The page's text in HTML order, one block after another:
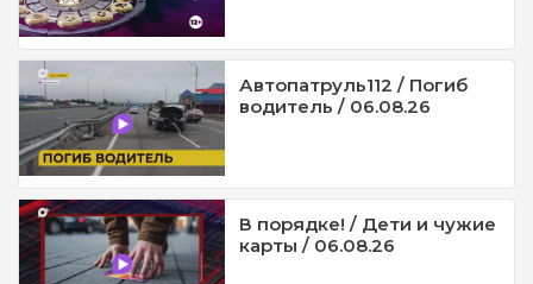
Автопатруль112 / Погиб
водитель / 06.08.26
В порядке! / Дети и чужие
карты / 06.08.26